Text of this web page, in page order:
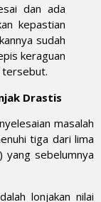
dan ada
kepastian
sudah
keraguan
tersebut.
Drastis
masalah
tiga dari lima
yang sebelumnya
lonjakan nilai